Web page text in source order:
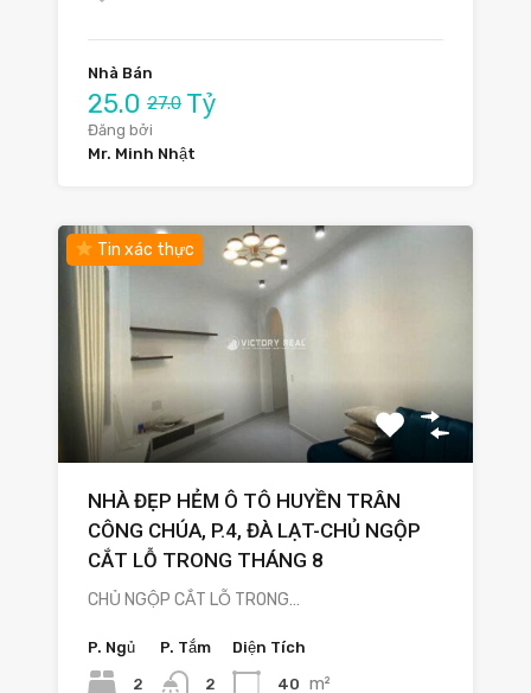
Nhà Bán
25.0 27.0 Tỷ
Đăng bởi
Mr. Minh Nhật
Tin xác thực
NHÀ ĐẸP HẺM Ô TÔ HUYỀN TRÂN
CÔNG CHÚA, P.4, ĐÀ LẠT-CHỦ NGỘP
CẮT LỖ TRONG THÁNG 8
CHỦ NGỘP CẮT LỖ TRONG…
P. Ngủ
2
P. Tắm
2
Diện Tích
40 m²